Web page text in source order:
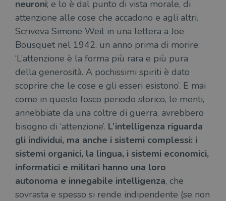
neuroni; e lo è dal punto di vista morale, di
attenzione alle cose che accadono e agli altri.
Scriveva Simone Weil in una lettera a Joë
Bousquet nel 1942, un anno prima di morire:
‘L’attenzione è la forma più rara e più pura
della generosità. A pochissimi spiriti è dato
scoprire che le cose e gli esseri esistono’. E mai
come in questo fosco periodo storico, le menti,
annebbiate da una coltre di guerra, avrebbero
bisogno di ‘attenzione’. L’intelligenza riguarda
gli individui, ma anche i sistemi complessi: i
sistemi organici, la lingua, i sistemi economici,
informatici e militari hanno una loro
autonoma e innegabile intelligenza, che
sovrasta e spesso si rende indipendente (se non